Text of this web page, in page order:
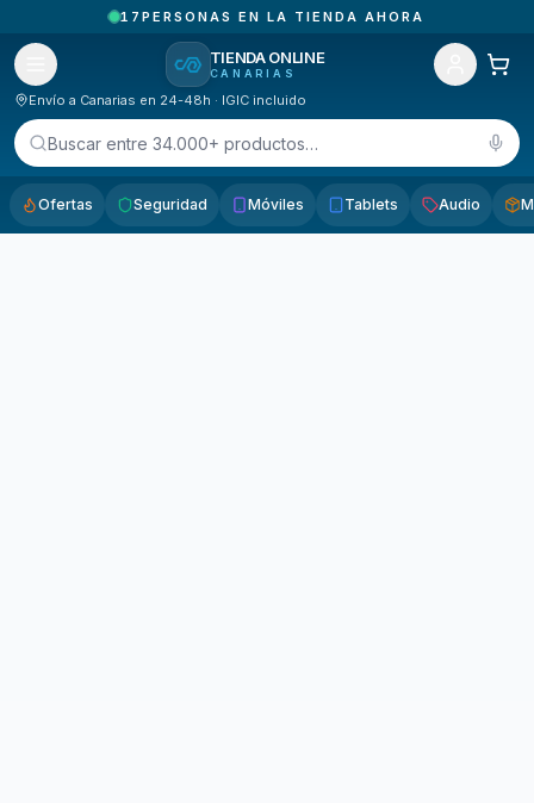
17PERSONAS EN LA TIENDA AHORA
TIENDA ONLINE
CANARIAS
Envío a Canarias en 24-48h · IGIC incluido
Buscar entre 34.000+ productos…
Ofertas Seguridad Móviles Tablets Audio